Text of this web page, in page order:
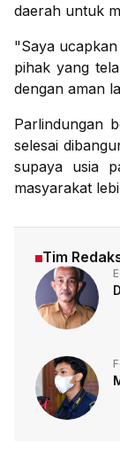
daerah untuk
"Saya
pihak yang
dengan aman
Parlindungan
selesai
supaya usia
masyarakat
Tim